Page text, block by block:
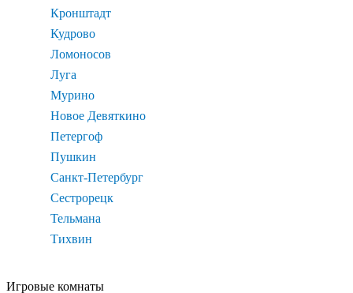
Кронштадт
Кудрово
Ломоносов
Луга
Мурино
Новое Девяткино
Петергоф
Пушкин
Санкт-Петербург
Сестрорецк
Тельмана
Тихвин
Игровые комнаты